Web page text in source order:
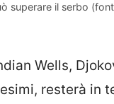
superare il serbo
Wells,
resterà in